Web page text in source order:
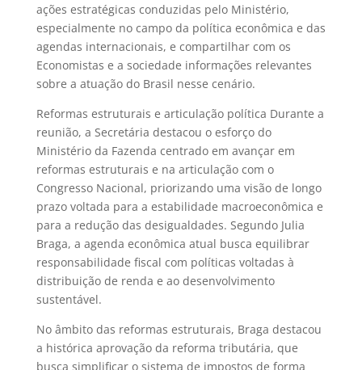
ações estratégicas conduzidas pelo Ministério,
especialmente no campo da política econômica e das
agendas internacionais, e compartilhar com os
Economistas e a sociedade informações relevantes
sobre a atuação do Brasil nesse cenário.
Reformas estruturais e articulação política Durante a
reunião, a Secretária destacou o esforço do
Ministério da Fazenda centrado em avançar em
reformas estruturais e na articulação com o
Congresso Nacional, priorizando uma visão de longo
prazo voltada para a estabilidade macroeconômica e
para a redução das desigualdades. Segundo Julia
Braga, a agenda econômica atual busca equilibrar
responsabilidade fiscal com políticas voltadas à
distribuição de renda e ao desenvolvimento
sustentável.
No âmbito das reformas estruturais, Braga destacou
a histórica aprovação da reforma tributária, que
busca simplificar o sistema de impostos de forma